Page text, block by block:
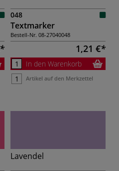
048
Textmarker
Bestell-Nr. 08-27040048
1,21 €
In den Warenkorb
Artikel auf den Merkzettel
Lavendel